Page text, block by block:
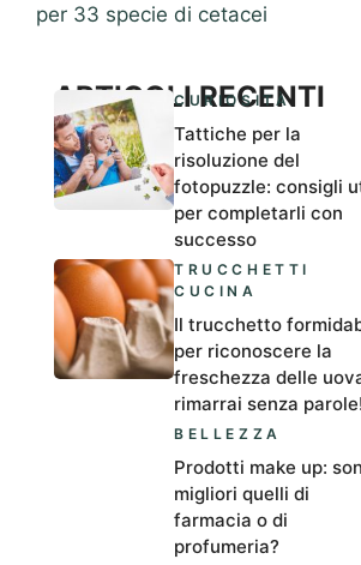
per 33 specie di cetacei
ARTICOLI RECENTI
CURIOSITÀ
Tattiche per la
risoluzione del
fotopuzzle: consigli
per completarli con
successo
TRUCCHETTI
CUCINA
Il trucchetto
per riconoscere la
freschezza delle
rimarrai senza parole!
BELLEZZA
Prodotti make up:
migliori quelli di
farmacia o di
profumeria?